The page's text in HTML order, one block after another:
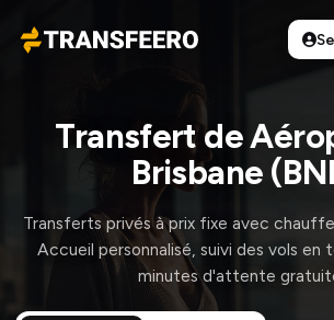
Transfeero
Transfert de
Brisbane
Transferts privés à prix fixe avec
Accueil personnalisé, suivi des vols en
minutes d'attente